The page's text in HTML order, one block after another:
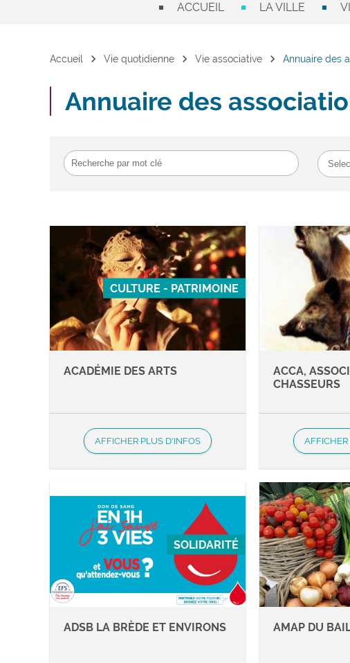
ACCUEIL LA VILLE
Accueil chevron_right Vie quotidienne chevron_right Vie associative chevron_right Annuaire des
Annuaire des
CULTURE - PATRIMOINE
ACADÉMIE DES ARTS
AFFICHER PLUS D'INFOS
ACCA,
CHASSEURS
SOLIDARITÉ
ADSB LA BRÈDE ET ENVIRONS AMAP DU